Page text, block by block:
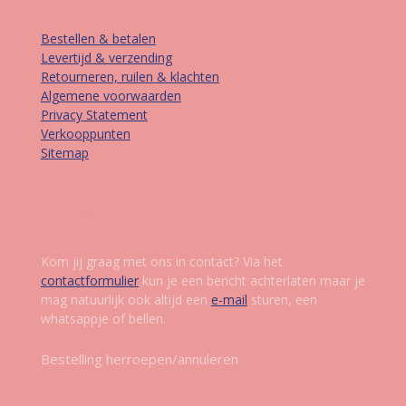
Bestellen & betalen
Levertijd & verzending
Retourneren, ruilen & klachten
Algemene voorwaarden
Privacy Statement
Verkooppunten
Sitemap
Kom jij graag met ons in contact? Via het
contactformulierkun je een bericht achterlaten maar je
mag natuurlijk ook altijd een e-mail sturen, een
whatsappje of bellen.
Bestelling herroepen/annuleren